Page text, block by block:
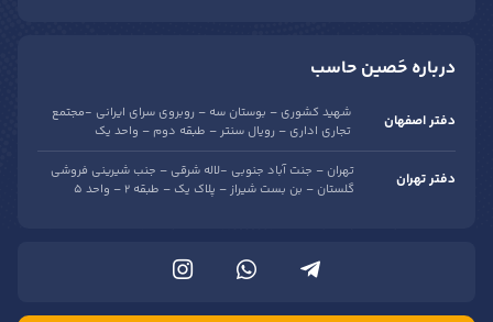
درباره حَصین حاسب
دفتر اصفهان
شهید کشوری – بوستان سه – روبروی سرای ایرانی -مجتمع
تجاری اداری – رویال سنتر – طبقه دوم – واحد یک
دفتر تهران
تهران – جنت آباد جنوبی -لاله شرقی – جنب شیرینی فروشی
گلستان – بن بست شیراز – پلاک یک – طبقه 2 – واحد 5